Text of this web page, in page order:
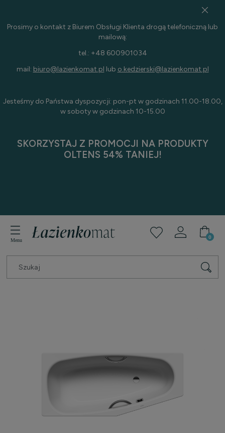
Prosimy o kontakt z Biurem Obsługi Klienta drogą telefoniczną lub
mailową:
tel.: +48 600901034
mail: biuro@lazienkomat.pl lub o.kedzierski@lazienkomat.pl
Jesteśmy do Państwa dyspozycji: pon-pt w godzinach 11.00-18.00,
w soboty w godzinach 10-15.00
SKORZYSTAJ Z PROMOCJI NA PRODUKTY
OLTENS 54% TANIEJ!